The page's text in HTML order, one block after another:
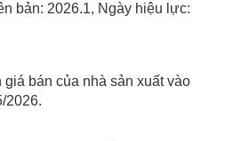
bản: 2026.1, Ngày hiệu lực:
bán của nhà sản xuất vào
2026.